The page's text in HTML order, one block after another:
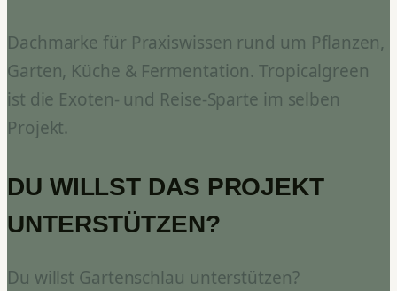
Dachmarke für Praxiswissen rund um Pflanzen,
Garten, Küche & Fermentation. Tropicalgreen
ist die Exoten- und Reise-Sparte im selben
Projekt.
DU WILLST DAS PROJEKT
UNTERSTÜTZEN?
Du willst Gartenschlau unterstützen?